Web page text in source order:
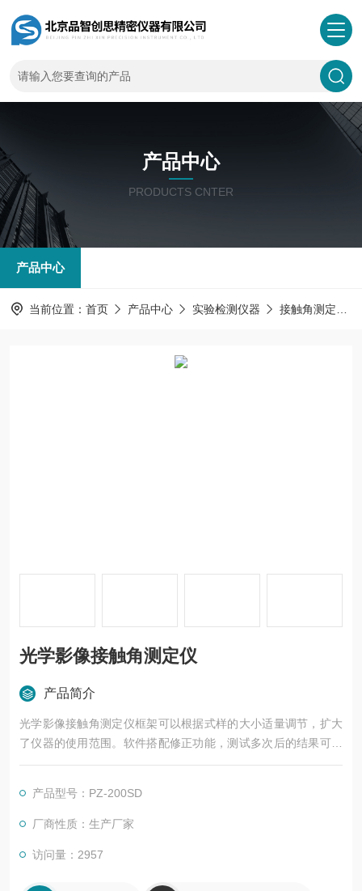
产品中心
PRODUCTS CNTER
产品中心
当前位置： 首页 产品中心 实验检测仪器 接触角测定仪
光学影像接触角测定仪
产品简介
光学影像接触角测定仪框架可以根据式样的大小适量调节，扩大
了仪器的使用范围。软件搭配修正功能，测试多次后的结果可以
同时保存在同一报告下，能让用户更好的对材料数据进行管控。
业测定接触角的用户。
产品型号：PZ-200SD
厂商性质：生产厂家
访问量：2957